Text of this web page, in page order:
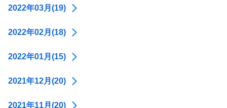
2022年03月(19)
2022年02月(18)
2022年01月(15)
2021年12月(20)
2021年11月(20)